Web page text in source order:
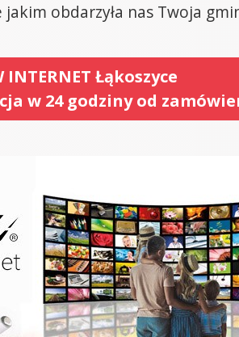
obdarzyła nas Twoja
INTERNET Łąkoszyce
w 24 godziny od